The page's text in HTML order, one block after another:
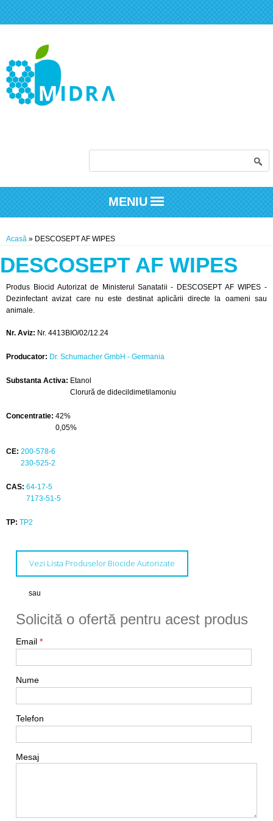
MENIU
Eşti aici
Acasă » DESCOSEPT AF WIPES
DESCOSEPT AF WIPES
Produs Biocid Autorizat de Ministerul Sanatatii - DESCOSEPT AF WIPES -
Dezinfectant avizat care nu este destinat aplicării directe la oameni sau
animale.
Nr. Aviz: Nr. 4413BIO/02/12.24
Producator: Dr. Schumacher GmbH - Germania
Substanta Activa: Etanol
Clorură de didecildimetilamoniu
Concentratie: 42%
0,05%
CE: 200-578-6
230-525-2
CAS: 64-17-5
7173-51-5
TP: TP2
Vezi Lista Produselor Biocide Autorizate
sau
Solicită o ofertă pentru acest produs
Email *
Nume
Telefon
Mesaj